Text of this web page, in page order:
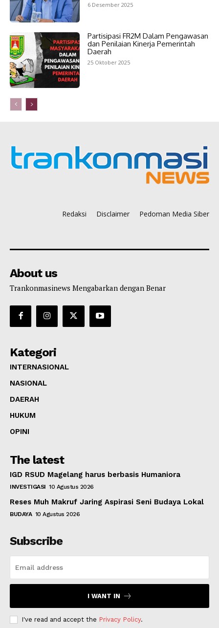
6 Desember 2025
Partisipasi FR2M Dalam Pengawasan
dan Penilaian Kinerja Pemerintah
Daerah
25 Oktober 2025
Redaksi Disclaimer Pedoman Media Siber
About us
Trankonmasinews Mengabarkan dengan Benar
Kategori
INTERNASIONAL
NASIONAL
DAERAH
HUKUM
OPINI
The latest
IGD RSUD Magelang harus berbasis Humaniora
INVESTIGASI 10 Agustus 2026
Reses Muh Makruf Jaring Aspirasi Seni Budaya Lokal
BUDAYA 10 Agustus 2026
Subscribe
I WANT IN
I've read and accept the Privacy Policy.